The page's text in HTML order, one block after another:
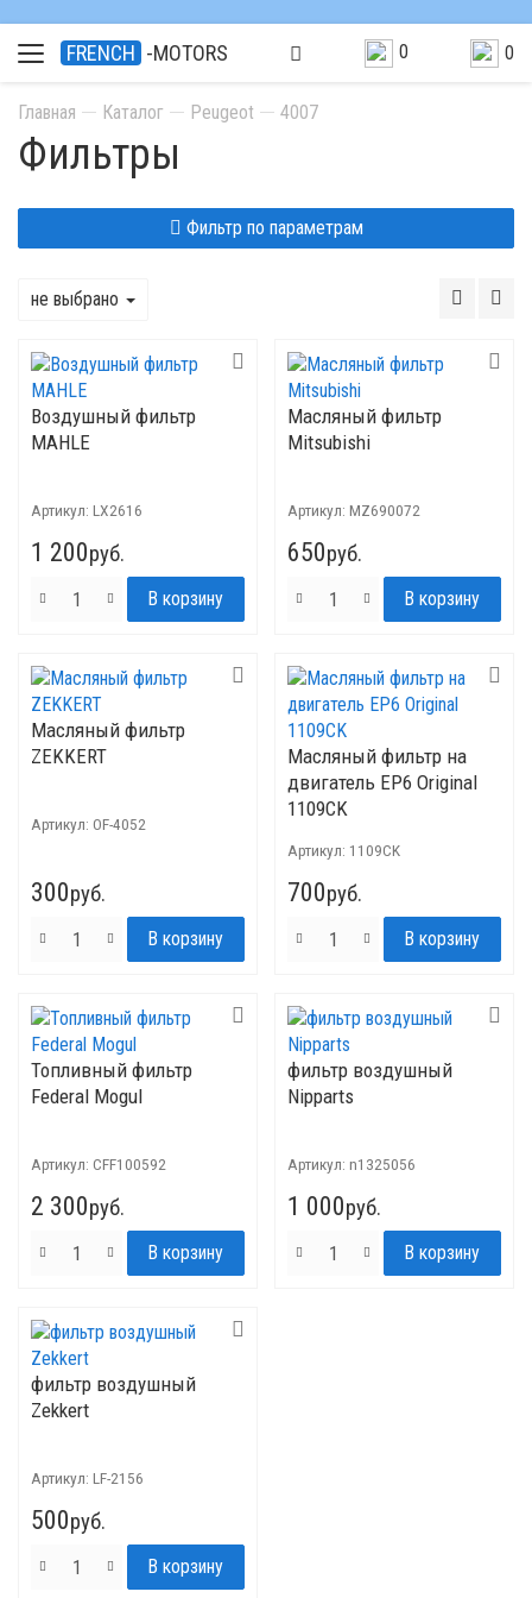
FRENCH -MOTORS 0 0
Главная Каталог Peugeot 4007
Фильтры
Фильтр по параметрам
не выбрано
Воздушный фильтр
MAHLE
Артикул: LX2616
1 200руб.
Масляный фильтр
Mitsubishi
Артикул: MZ690072
650руб.
Масляный фильтр
ZEKKERT
Артикул: OF-4052
300руб.
Масляный фильтр на
двигатель ЕР6 Original
1109CK
Артикул: 1109CK
700руб.
Топливный фильтр
Federal Mogul
Артикул: CFF100592
2 300руб.
фильтр воздушный
Nipparts
Артикул: n1325056
1 000руб.
фильтр воздушный
Zekkert
Артикул: LF-2156
500руб.